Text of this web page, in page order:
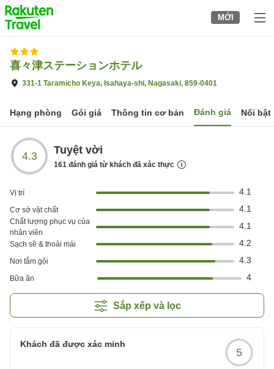
to
top
page
MỚI
喜々津ステーションホテル
331-1 Taramicho Keya, Isahaya-shi, Nagasaki, 859-0401
Hạng phòng Gói giá Thông tin cơ bản Đánh giá Nổi bật
4.3 Tuyệt vời
161 đánh giá từ khách đã xác thực
Vị trí 4.1
Cơ sở vật chất 4.1
Chất lượng phục vụ của
nhân viên
4.1
Sạch sẽ & thoải mái 4.2
Nơi tắm gội 4.3
Bữa ăn 4
Sắp xếp và lọc
Khách đã được xác minh
5